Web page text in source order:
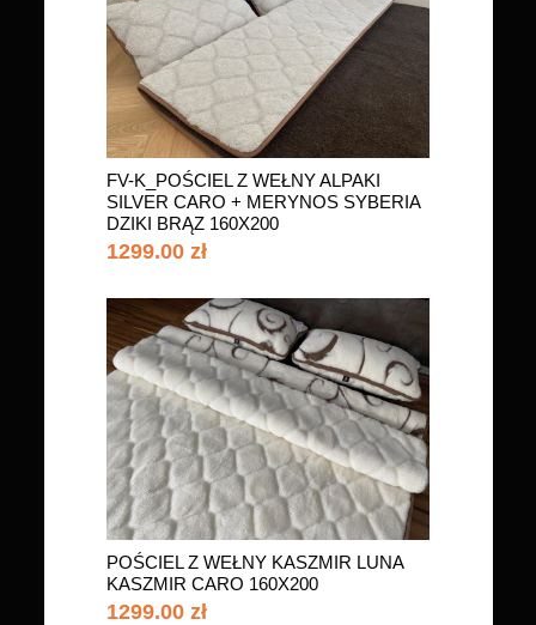
FV-K_POŚCIEL Z WEŁNY ALPAKI
SILVER CARO + MERYNOS SYBERIA
DZIKI BRĄZ 160X200
1299.00 zł
POŚCIEL Z WEŁNY KASZMIR LUNA
KASZMIR CARO 160X200
1299.00 zł